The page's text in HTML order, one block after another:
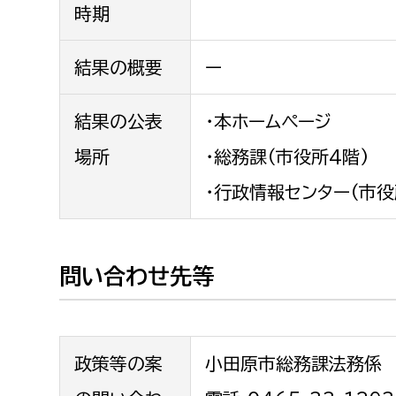
時期
結果の概要 ー
結果の公表
場所
・本ホームページ
・総務課(市役所4階)
・行政情報センター(市
問い合わせ先等
政策等の案
小田原市総務課法務係